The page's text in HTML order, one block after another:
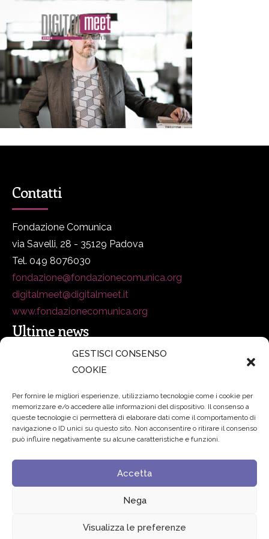
GESTISCI CONSENSO
COOKIE
Per fornire le migliori esperienze, utilizziamo tecnologie come i cookie per
memorizzare e/o accedere alle informazioni del dispositivo. Il consenso a
queste tecnologie ci permetterà di elaborare dati come il comportamento di
navigazione o ID unici su questo sito. Non acconsentire o ritirare il consenso
può influire negativamente su alcune caratteristiche e funzioni.
Accetta
Nega
Visualizza le preferenze
Contatti
Fondazione Comunica
via Savelli, 28 - 35129 Padova
Tel. 049 8076030
fondazione@fondazionecomunica.org
digitalmeet@digitalmeet.it
www.fondazionecomunica.org
Ultime news
secsolutionforum 2026: è Bologna la nuova capitale
Padre Benanti: «Intelligenza artificiale? Contro i nuovi
algoritmi del potere serve una governance condivisa»
Edvance – Digital Education Hub Higher Education